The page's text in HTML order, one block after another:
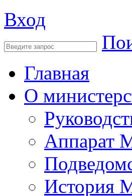
Вход
Главная
О
Аппарат
История